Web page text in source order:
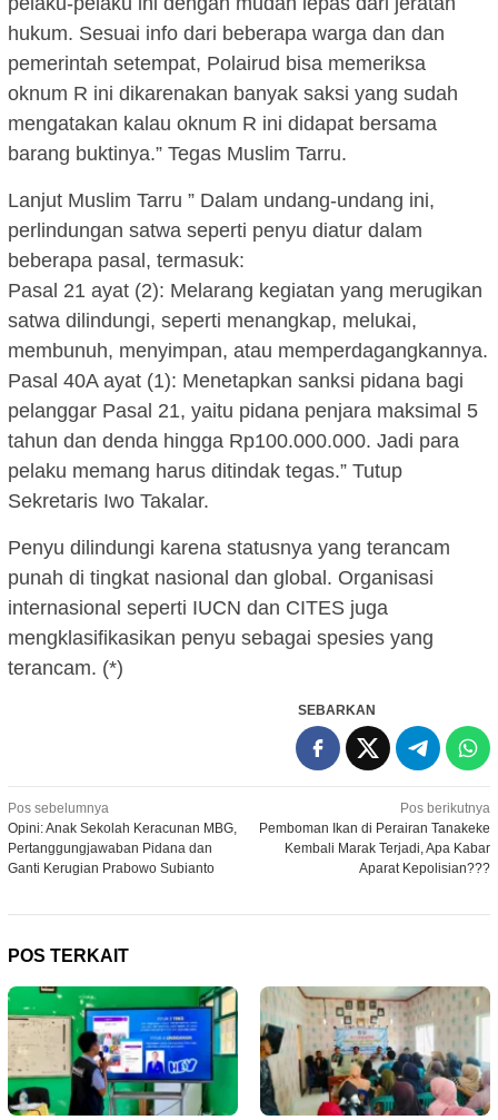
hukum. Sesuai info dari beberapa warga dan dan
pemerintah setempat, Polairud bisa memeriksa
oknum R ini dikarenakan banyak saksi yang sudah
mengatakan kalau oknum R ini didapat bersama
barang buktinya.” Tegas Muslim Tarru.
Lanjut Muslim Tarru ” Dalam undang-undang ini,
perlindungan satwa seperti penyu diatur dalam
beberapa pasal, termasuk:
Pasal 21 ayat (2): Melarang kegiatan yang merugikan
satwa dilindungi, seperti menangkap, melukai,
membunuh, menyimpan, atau memperdagangkannya.
Pasal 40A ayat (1): Menetapkan sanksi pidana bagi
pelanggar Pasal 21, yaitu pidana penjara maksimal 5
tahun dan denda hingga Rp100.000.000. Jadi para
pelaku memang harus ditindak tegas.” Tutup
Sekretaris Iwo Takalar.
Penyu dilindungi karena statusnya yang terancam
punah di tingkat nasional dan global. Organisasi
internasional seperti IUCN dan CITES juga
mengklasifikasikan penyu sebagai spesies yang
terancam. (*)
SEBARKAN
Navigasi
pos
Pos sebelumnya
Opini: Anak Sekolah Keracunan MBG,
Pertanggungjawaban Pidana dan
Ganti Kerugian Prabowo Subianto
Pos berikutnya
Pemboman Ikan di Perairan Tanakeke
Kembali Marak Terjadi, Apa Kabar
Aparat Kepolisian???
POS TERKAIT